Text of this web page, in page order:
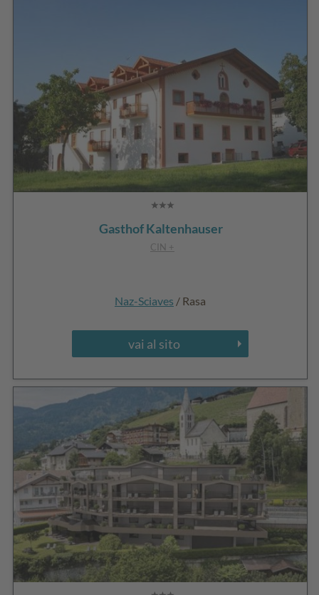
Gasthof Kaltenhauser
CIN +
Naz-Sciaves / Rasa
vai al sito